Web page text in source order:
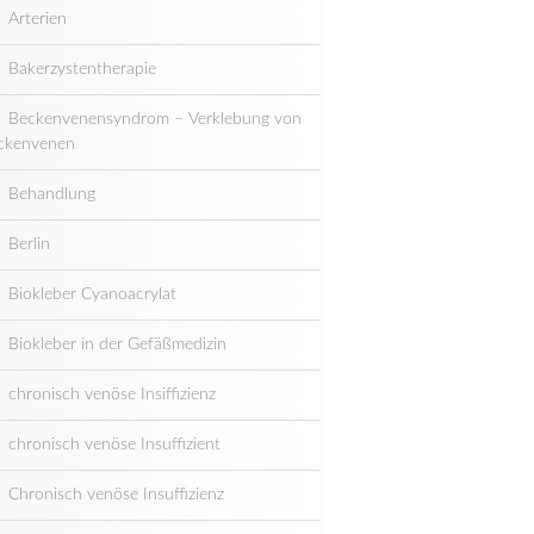
Arterien
Bakerzystentherapie
Beckenvenensyndrom – Verklebung von
Behandlung
Berlin
Biokleber Cyanoacrylat
Biokleber in der Gefäßmedizin
chronisch venöse Insiffizienz
chronisch venöse Insuffizient
Chronisch venöse Insuffizienz